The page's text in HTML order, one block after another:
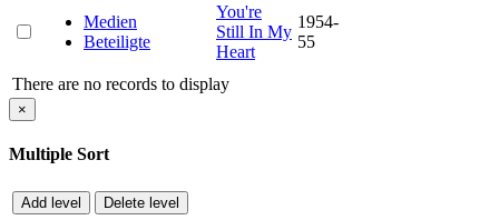
Medien
Beteiligte
You're
Still In My
Heart
1954-
55
There are no records to display
×
Multiple Sort
Add level Delete level